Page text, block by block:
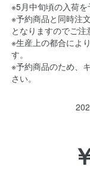
※5月中旬頃の入荷を
※予約商品と同時注
となりますのでご注
※生産上の都合によ
す。
※予約商品のため、
さい。